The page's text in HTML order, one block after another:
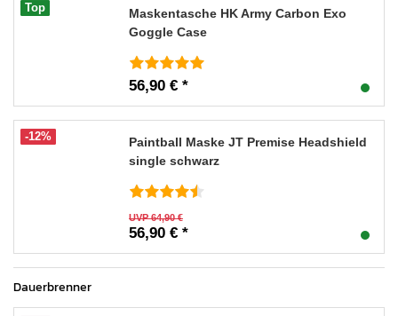
Top
Maskentasche HK Army Carbon Exo
Goggle Case
56,90 € *
-12%
Paintball Maske JT Premise Headshield
single schwarz
UVP 64,90 €
56,90 € *
Dauerbrenner